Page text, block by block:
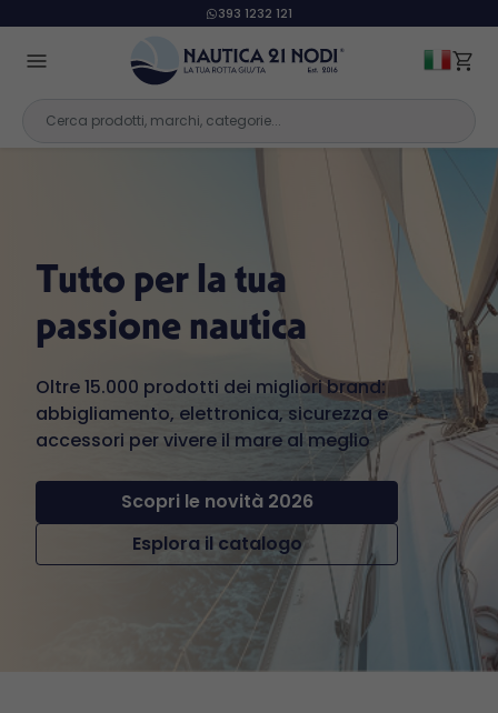
393 1232 121
Tutto per la tua
passione nautica
Oltre 15.000 prodotti dei migliori brand:
abbigliamento, elettronica, sicurezza e
accessori per vivere il mare al meglio
Scopri le novità 2026
Esplora il catalogo